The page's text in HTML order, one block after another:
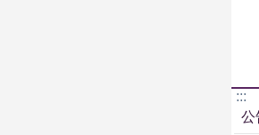
:::
公